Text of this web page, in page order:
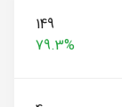
149
79.3%